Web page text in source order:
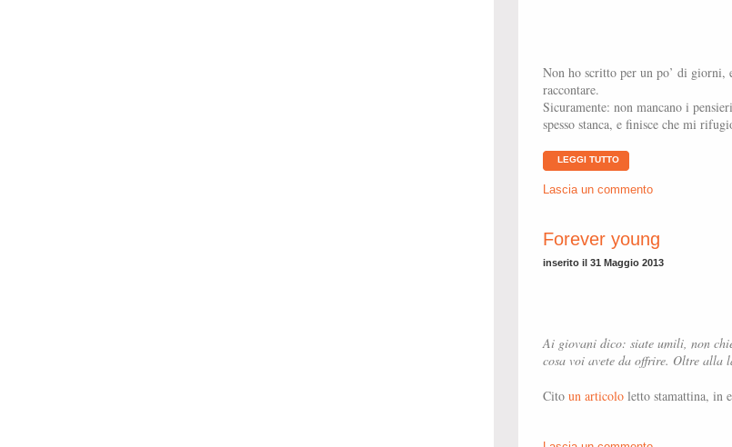
Non ho scritto per un po’ di giorni,
raccontare.
Sicuramente: non mancano i
spesso stanca, e finisce che mi
LEGGI TUTTO
Lascia un commento
Forever young
inserito il 31 Maggio 2013
Ai giovani dico: siate umili, non
cosa voi avete da offrire. Oltre alla
Cito un articolo letto stamattina, in